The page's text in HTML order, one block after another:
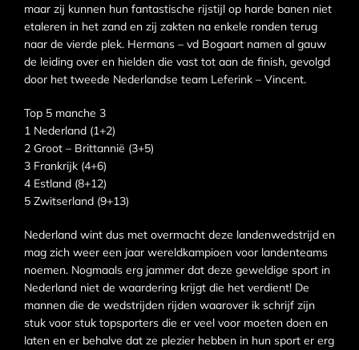
maar zij kunnen hun fantastische rijstijl op harde banen niet
etaleren in het zand en zij zakten na enkele ronden terug
naar de vierde plek. Hermans – vd Bogaart namen al gauw
de leiding over en hielden die vast tot aan de finish, gevolgd
door het tweede Nederlandse team Leferink – Vincent.
Top 5 manche 3
1 Nederland (1+2)
2 Groot – Brittannië (3+5)
3 Frankrijk (4+6)
4 Estland (8+12)
5 Zwitserland (9+13)
Nederland wint dus met overmacht deze landenwedstrijd en
mag zich weer een jaar wereldkampioen voor landenteams
noemen. Nogmaals erg jammer dat deze geweldige sport in
Nederland niet de waardering krijgt die het verdient! De
mannen die de wedstrijden rijden waarover ik schrijf zijn
stuk voor stuk topsporters die er veel voor moeten doen en
laten en er behalve dat ze plezier hebben in hun sport er erg